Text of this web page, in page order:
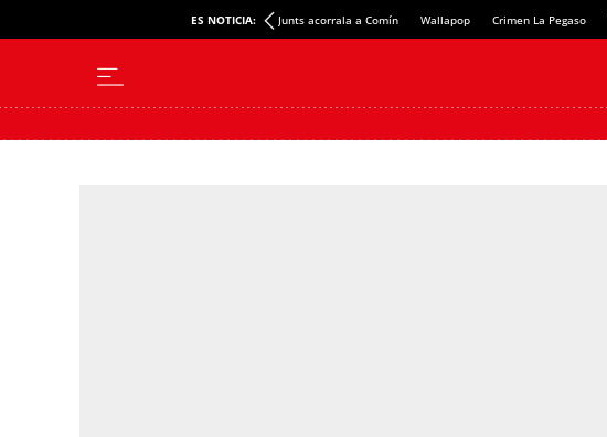
ES NOTICIA: Junts acorrala a Comín Wallapop Crimen La Pegaso